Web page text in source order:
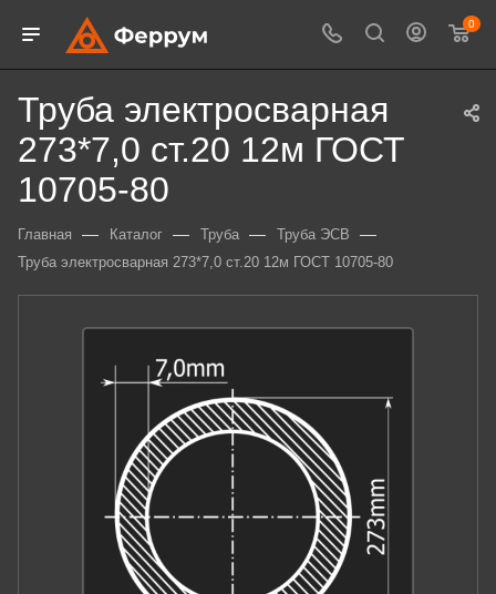
0
Труба электросварная
273*7,0 ст.20 12м ГОСТ
10705-80
Главная — Каталог — Труба — Труба ЭСВ —
Труба электросварная 273*7,0 ст.20 12м ГОСТ 10705-80